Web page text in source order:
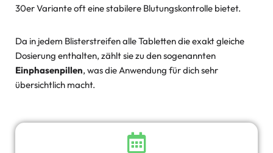
30er Variante oft eine stabilere Blutungskontrolle bietet.
Da in jedem Blisterstreifen alle Tabletten die exakt gleiche
Dosierung enthalten, zählt sie zu den sogenannten
Einphasenpillen, was die Anwendung für dich sehr
übersichtlich macht.